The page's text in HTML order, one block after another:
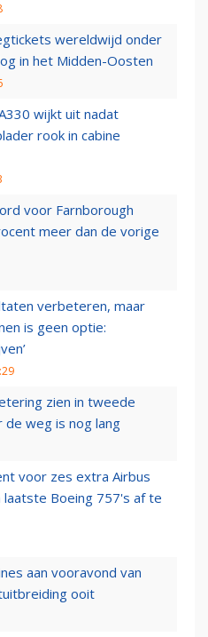
wereldwijd onder
in het Midden-Oosten
wijkt uit nadat
rook in cabine
voor Farnborough
meer dan de vorige
verbeteren, maar
is geen optie:
zien in tweede
de weg is nog lang
voor zes extra Airbus
laatste Boeing 757's af te
aan vooravond van
ooit